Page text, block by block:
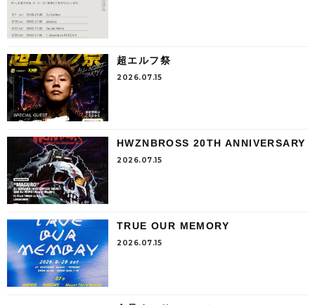
超エルフ祭
2026.07.15
HWZNBROSS 20TH ANNIVERSARY
2026.07.15
TRUE OUR MEMORY
2026.07.15